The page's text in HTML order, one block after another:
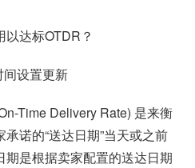
达标OTDR？
设置更新
Time Delivery Rate) 是来衡
诺的“送达日期”当天或之前
是根据卖家配置的送达日期